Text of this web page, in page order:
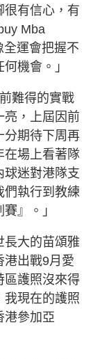
很有信心，有
Mba
運會把握不
機會。」
難得的實戰
亮，上屆因前
分期待下周再
在場上看著隊
球迷對港隊支
們執行到教練
』。」
長大的苗頌雅
港出戰9月愛
區護照沒來得
我現在的護照
港參加亞